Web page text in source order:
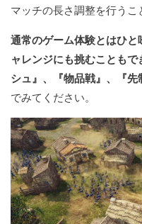
マッチの長さ調整を行うこ
通常のゲーム体験とはひ
ャレンジにも挑むことも
シュ』、『物品戦』、『
でみてください。